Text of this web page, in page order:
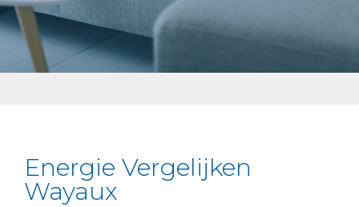
Energie Vergelijken
Wayaux